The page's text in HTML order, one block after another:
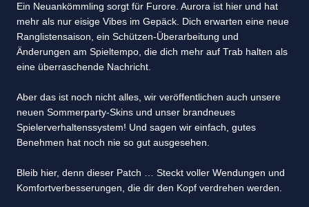
Ein Neuankömmling sorgt für Furore. Aurora ist hier und hat
mehr als nur eisige Vibes im Gepäck. Dich erwarten eine neue
Ranglistensaison, ein Schützen-Überarbeitung und
Änderungen am Spieltempo, die dich mehr auf Trab halten als
eine überraschende Nachricht.
Aber das ist noch nicht alles, wir veröffentlichen auch unsere
neuen Sommerparty-Skins und unser brandneues
Spielerverhaltenssystem! Und sagen wir einfach, gutes
Benehmen hat noch nie so gut ausgesehen.
Bleib hier, denn dieser Patch … Steckt voller Wendungen und
Komfortverbesserungen, die dir den Kopf verdrehen werden.